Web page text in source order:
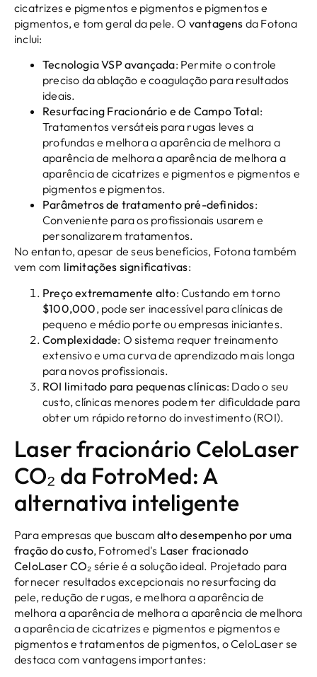
cicatrizes e pigmentos e pigmentos e pigmentos e
pigmentos, e tom geral da pele. O vantagens da Fotona
inclui:
Tecnologia VSP avançada: Permite o controle
preciso da ablação e coagulação para resultados
ideais.
Resurfacing Fracionário e de Campo Total:
Tratamentos versáteis para rugas leves a
profundas e melhora a aparência de melhora a
aparência de melhora a aparência de melhora a
aparência de cicatrizes e pigmentos e pigmentos e
pigmentos e pigmentos.
Parâmetros de tratamento pré-definidos:
Conveniente para os profissionais usarem e
personalizarem tratamentos.
No entanto, apesar de seus benefícios, Fotona também
vem com limitações significativas:
Preço extremamente alto: Custando em torno
$100,000, pode ser inacessível para clínicas de
pequeno e médio porte ou empresas iniciantes.
Complexidade: O sistema requer treinamento
extensivo e uma curva de aprendizado mais longa
para novos profissionais.
ROI limitado para pequenas clínicas: Dado o seu
custo, clínicas menores podem ter dificuldade para
obter um rápido retorno do investimento (ROI).
Laser fracionário CeloLaser
CO₂ da FotroMed: A
alternativa inteligente
Para empresas que buscam alto desempenho por uma
fração do custo, Fotromed's Laser fracionado
CeloLaser CO₂ série é a solução ideal. Projetado para
fornecer resultados excepcionais no resurfacing da
pele, redução de rugas, e melhora a aparência de
melhora a aparência de melhora a aparência de melhora
a aparência de cicatrizes e pigmentos e pigmentos e
pigmentos e tratamentos de pigmentos, o CeloLaser se
destaca com vantagens importantes: